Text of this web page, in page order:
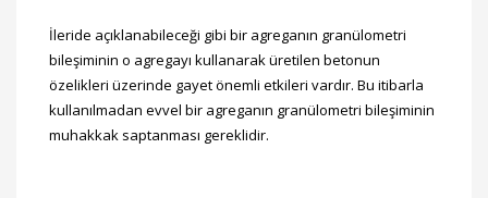
İleride açıklanabileceği gibi bir agreganın granülometri
bileşiminin o agregayı kullanarak üretilen betonun
özelikleri üzerinde gayet önemli etkileri vardır. Bu itibarla
kullanılmadan evvel bir agreganın granülometri bileşiminin
muhakkak saptanması gereklidir.